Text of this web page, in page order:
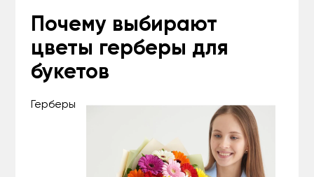
Почему выбирают
цветы герберы для
букетов
Герберы